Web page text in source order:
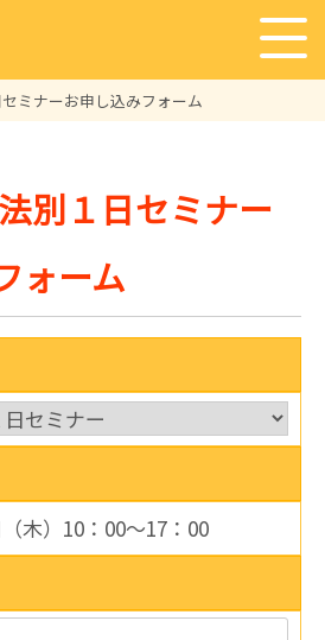
ミナーお申し込みフォーム
別１日セミナー
ォーム
木）10：00～17：00